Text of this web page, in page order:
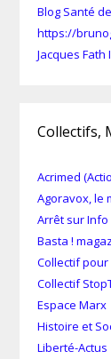
Blog Santé
https://
Jacques
Collectifs,
Acrimed
Agoravox, le
Arrêt sur Info
Basta !
Collectif
Collectif
Espace Marx
Histoire et
Liberté-Actus